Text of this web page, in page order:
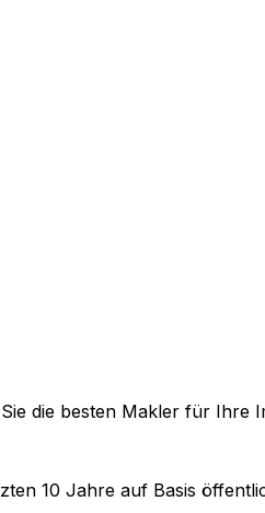
die besten Makler für Ihre
10 Jahre auf Basis